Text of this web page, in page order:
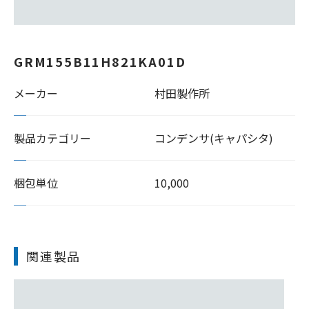
GRM155B11H821KA01D
メーカー 村田製作所
製品カテゴリー コンデンサ(キャパシタ)
梱包単位 10,000
関連製品